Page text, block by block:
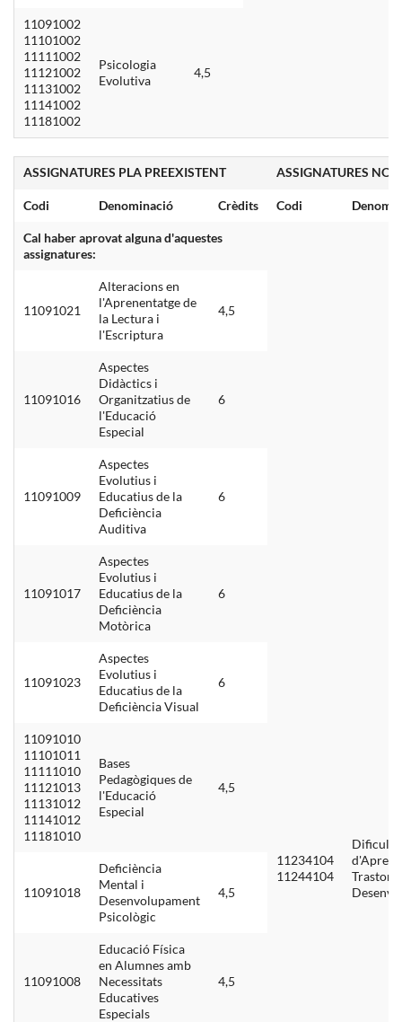
11091002
11101002
11111002
11121002
11131002
11141002
11181002
Psicologia
Evolutiva
4,5
ASSIGNATURES PLA PREEXISTENT ASSIGNATURES
Codi Denominació Crèdits Codi
Cal haber aprovat alguna d'aquestes
assignatures:
11234104
11244104
11091021
Alteracions en
l'Aprenentatge de
la Lectura i
l'Escriptura
4,5
11091016
Aspectes
Didàctics i
Organitzatius de
l'Educació
Especial
6
11091009
Aspectes
Evolutius i
Educatius de la
Deficiència
Auditiva
6
11091017
Aspectes
Evolutius i
Educatius de la
Deficiència
Motòrica
6
11091023
Aspectes
Evolutius i
Educatius de la
Deficiència Visual
6
11091010
11101011
11111010
11121013
11131012
11141012
11181010
Bases
Pedagògiques de
l'Educació
Especial
4,5
11091018
Deficiència
Mental i
Desenvolupament
Psicològic
4,5
11091008
Educació Física
en Alumnes amb
Necessitats
Educatives
Especials
4,5